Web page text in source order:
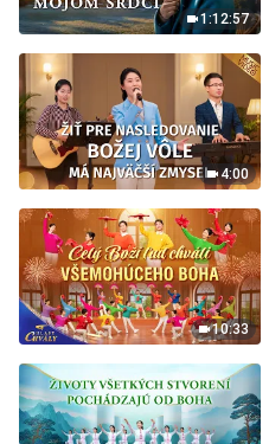
1:12:57
4:00
10:33